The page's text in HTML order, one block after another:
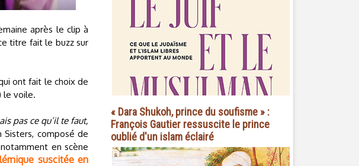
après le clip à
titre fait le buzz sur
ont fait le choix de
le voile.
pas ce qu’il te faut,
composé de
en scène
suscitée en
« Dara Shukoh, prince du soufisme » :
François Gautier ressuscite le prince
oublié d'un islam éclairé